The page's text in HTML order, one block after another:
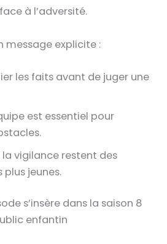
à l’adversité.
message explicite :
les faits avant de juger une
est essentiel pour
la vigilance restent des
jeunes.
s’insère dans la saison 8
enfantin